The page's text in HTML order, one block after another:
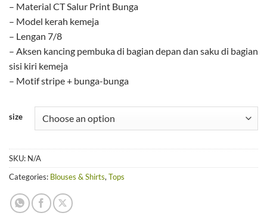
– Material CT Salur Print Bunga
– Model kerah kemeja
– Lengan 7/8
– Aksen kancing pembuka di bagian depan dan saku di bagian
sisi kiri kemeja
– Motif stripe + bunga-bunga
size
SKU: N/A
Categories: Blouses & Shirts, Tops